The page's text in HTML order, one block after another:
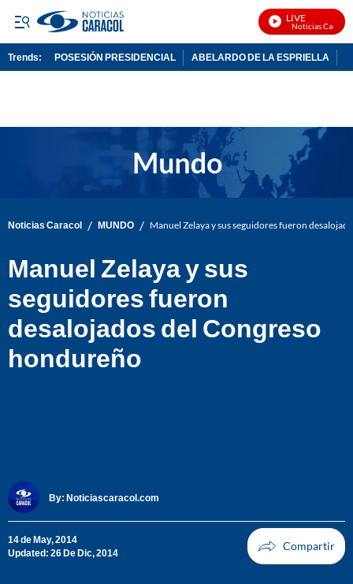
LIVE
Noticias Caracol
Trends: POSESIÓN PRESIDENCIAL ABELARDO DE LA ESPRIELLA
Noticias Caracol / MUNDO / Manuel Zelaya y sus seguidores fueron
Manuel Zelaya y sus
seguidores fueron
desalojados del Congreso
hondureño
By: Noticiascaracol.com
14 de May, 2014
Updated: 26 De Dic, 2014